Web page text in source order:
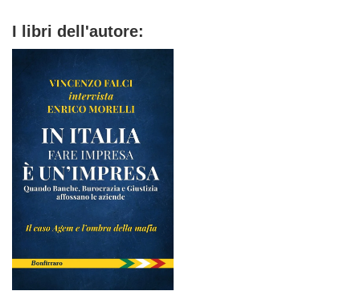
I libri dell'autore: